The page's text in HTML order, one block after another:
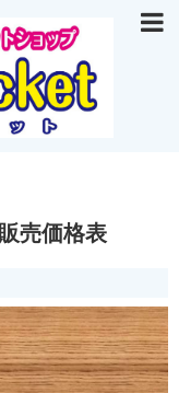
売価格表